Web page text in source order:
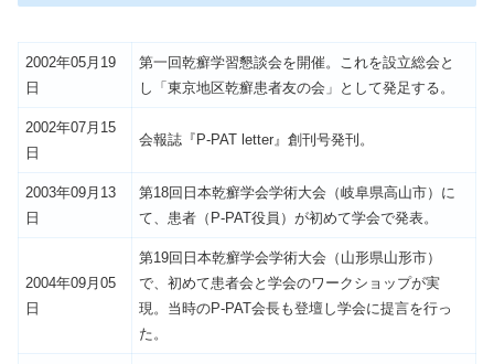
2002年05月19
日
第一回乾癬学習懇談会を開催。これを設立総会と
し「東京地区乾癬患者友の会」として発足する。
2002年07月15
日
会報誌『P-PAT letter』創刊号発刊。
2003年09月13
日
第18回日本乾癬学会学術大会（岐阜県高山市）に
て、患者（P-PAT役員）が初めて学会で発表。
2004年09月05
日
第19回日本乾癬学会学術大会（山形県山形市）
で、初めて患者会と学会のワークショップが実
現。当時のP-PAT会長も登壇し学会に提言を行っ
た。